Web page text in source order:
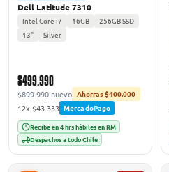
Dell Latitude 7310
Intel Core i7 16GB
256GB SSD
13"
Silver
$499.990
$899.990 nuevo Ahorras $400.000
12x $43.333 MercadoPago
Recibe en 4 hrs hábiles en RM
Despachos a todo Chile